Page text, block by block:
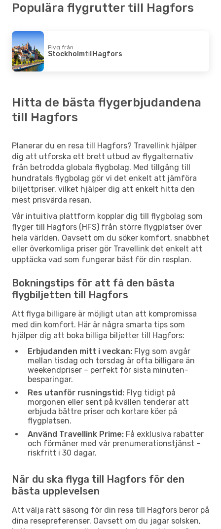
Populära flygrutter till Hagfors
Flyg från
StockholmtillHagfors
Hitta de bästa flygerbjudandena
till Hagfors
Planerar du en resa till Hagfors? Travellink hjälper
dig att utforska ett brett utbud av flygalternativ
från betrodda globala flygbolag. Med tillgång till
hundratals flygbolag gör vi det enkelt att jämföra
biljettpriser, vilket hjälper dig att enkelt hitta den
mest prisvärda resan.
Vår intuitiva plattform kopplar dig till flygbolag som
flyger till Hagfors (HFS) från större flygplatser över
hela världen. Oavsett om du söker komfort, snabbhet
eller överkomliga priser gör Travellink det enkelt att
upptäcka vad som fungerar bäst för din resplan.
Bokningstips för att få den bästa
flygbiljetten till Hagfors
Att flyga billigare är möjligt utan att kompromissa
med din komfort. Här är några smarta tips som
hjälper dig att boka billiga biljetter till Hagfors:
Erbjudanden mitt i veckan: Flyg som avgår
mellan tisdag och torsdag är ofta billigare än
weekendpriser – perfekt för sista minuten-
besparingar.
Res utanför rusningstid: Flyg tidigt på
morgonen eller sent på kvällen tenderar att
erbjuda bättre priser och kortare köer på
flygplatsen.
Använd Travellink Prime: Få exklusiva rabatter
och förmåner med vår prenumerationstjänst –
riskfritt i 30 dagar.
När du ska flyga till Hagfors för den
bästa upplevelsen
Att välja rätt säsong för din resa till Hagfors beror på
dina resepreferenser. Oavsett om du jagar solsken,